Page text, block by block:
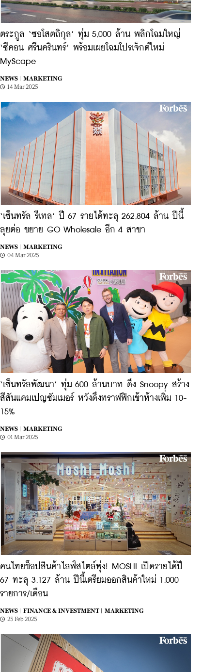
ตระกูล ‘ซอโสตถิกุล’ ทุ่ม 5,000 ล้าน พลิกโฉมใหญ่
‘ซีคอน ศรีนครินทร์’ พร้อมเผยโฉมโปรเจ็กต์ใหม่
MyScape
NEWS |
MARKETING
14 Mar 2025
‘เซ็นทรัล รีเทล’ ปี 67 รายได้ทะลุ 262,804 ล้าน ปีนี้
ลุยต่อ ขยาย GO Wholesale อีก 4 สาขา
NEWS |
MARKETING
04 Mar 2025
‘เซ็นทรัลพัฒนา’ ทุ่ม 600 ล้านบาท ดึง Snoopy สร้าง
สีสันแคมเปญซัมเมอร์ หวังดึงทราฟฟิกเข้าห้างเพิ่ม 10-
15%
NEWS |
MARKETING
01 Mar 2025
คนไทยช็อปสินค้าไลฟ์สไตล์พุ่ง! MOSHI เปิดรายได้ปี
67 ทะลุ 3,127 ล้าน ปีนี้เตรียมออกสินค้าใหม่ 1,000
รายการ/เดือน
NEWS | FINANCE & INVESTMENT |
MARKETING
25 Feb 2025